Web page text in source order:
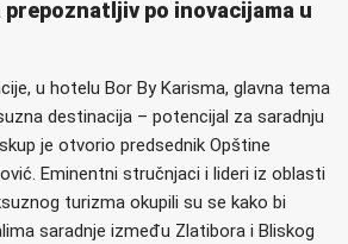
po inovacijama u
u hotelu Bor By Karisma, glavna tema
destinacija – potencijal za saradnju
je otvorio predsednik Opštine
Eminentni stručnjaci i lideri iz oblasti
turizma okupili su se kako bi
saradnje između Zlatibora i Bliskog